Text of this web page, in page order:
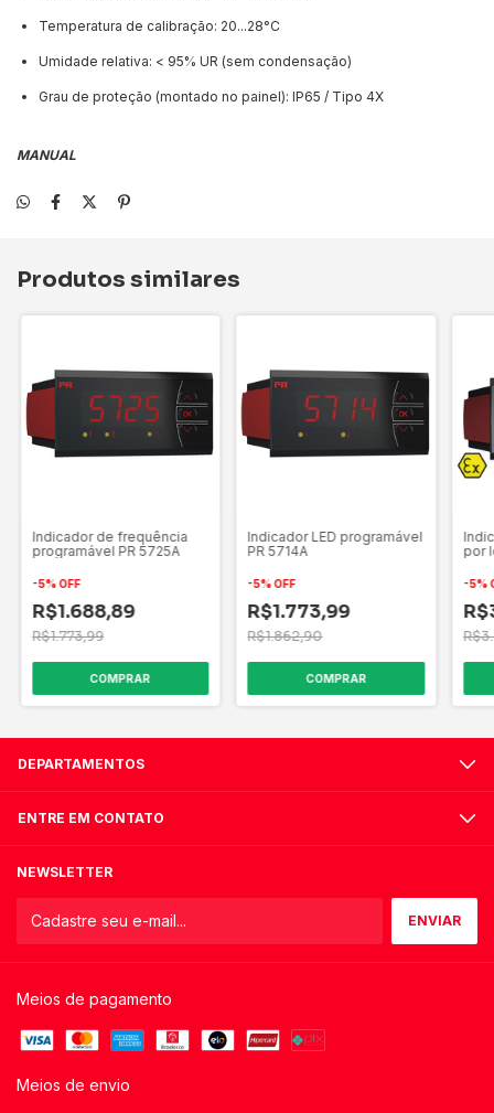
Temperatura de calibração: 20...28°C
Umidade relativa: < 95% UR (sem condensação)
Grau de proteção (montado no painel): IP65 / Tipo 4X
MANUAL
Produtos similares
Indicador de frequência
programável PR 5725A
-5%OFF
R$1.688,89
R$1.773,99
Indicador LED programável
PR 5714A
-5%OFF
R$1.773,99
R$1.862,90
por
-5%
DEPARTAMENTOS
ENTRE EM CONTATO
NEWSLETTER
Meios de pagamento
Meios de envio